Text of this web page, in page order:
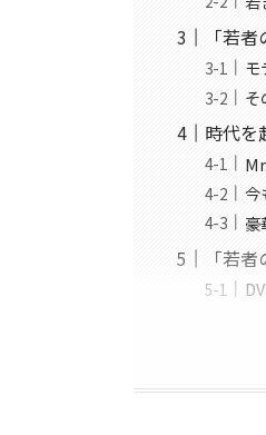
「若
モ
そ
時代を
今
豪
「若